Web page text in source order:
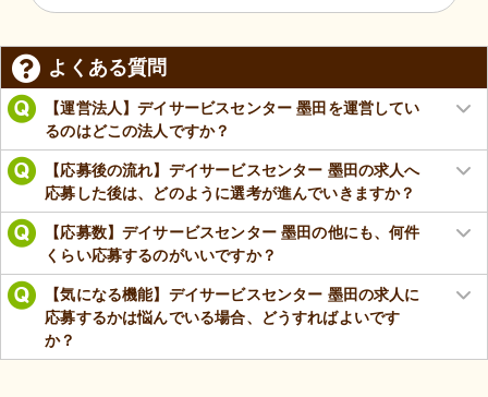
よくある質問
【運営法人】デイサービスセンター 墨田を運営してい
るのはどこの法人ですか？
【応募後の流れ】デイサービスセンター 墨田の求人へ
応募した後は、どのように選考が進んでいきますか？
【応募数】デイサービスセンター 墨田の他にも、何件
くらい応募するのがいいですか？
【気になる機能】デイサービスセンター 墨田の求人に
応募するかは悩んでいる場合、どうすればよいです
か？